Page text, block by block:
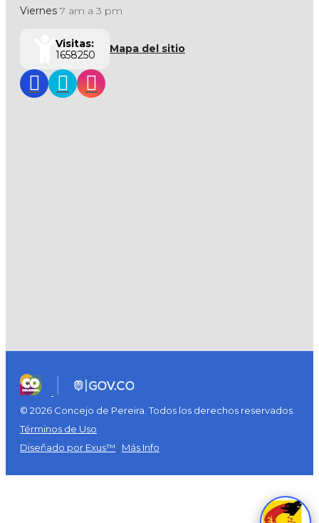
Viernes 7 am a 3 pm
Visitas:
1658250
Mapa del sitio
© 2026 Concejo de Pereira. Todos los derechos reservados.
Términos de Uso
Diseñado por Exus™ | Más Info